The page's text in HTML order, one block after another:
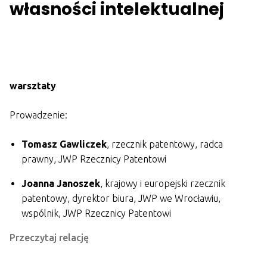
własności intelektualnej
warsztaty
Prowadzenie:
Tomasz Gawliczek, rzecznik patentowy, radca
prawny, JWP Rzecznicy Patentowi
Joanna Janoszek, krajowy i europejski rzecznik
patentowy, dyrektor biura, JWP we Wrocławiu,
wspólnik, JWP Rzecznicy Patentowi
Przeczytaj relację